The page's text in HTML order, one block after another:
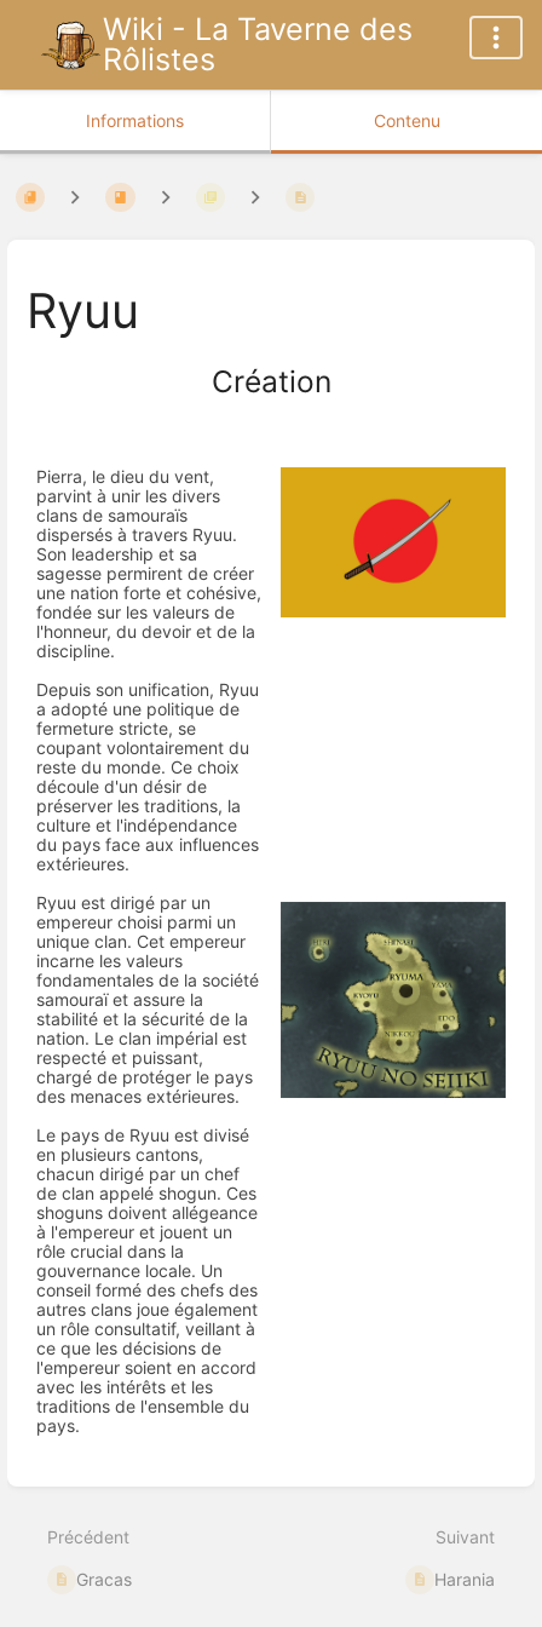
Wiki - La Taverne des
Rôlistes
Informations Contenu
Ryuu
Création
Pierra, le dieu du vent,
parvint à unir les divers
clans de samouraïs
dispersés à travers Ryuu.
Son leadership et sa
sagesse permirent de créer
une nation forte et cohésive,
fondée sur les valeurs de
l'honneur, du devoir et de la
discipline.
Depuis son unification, Ryuu
a adopté une politique de
fermeture stricte, se
coupant volontairement du
reste du monde. Ce choix
découle d'un désir de
préserver les traditions, la
culture et l'indépendance
du pays face aux influences
extérieures.
Ryuu est dirigé par un
empereur choisi parmi un
unique clan. Cet empereur
incarne les valeurs
fondamentales de la société
samouraï et assure la
stabilité et la sécurité de la
nation. Le clan impérial est
respecté et puissant,
chargé de protéger le pays
des menaces extérieures.
Le pays de Ryuu est divisé
en plusieurs cantons,
chacun dirigé par un chef
de clan appelé shogun. Ces
shoguns doivent allégeance
à l'empereur et jouent un
rôle crucial dans la
gouvernance locale. Un
conseil formé des chefs des
autres clans joue également
un rôle consultatif, veillant à
ce que les décisions de
l'empereur soient en accord
avec les intérêts et les
traditions de l'ensemble du
pays.
dePrécédent
Gracas
Suivant
Harania